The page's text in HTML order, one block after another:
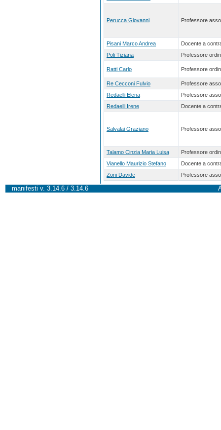
Perucca Giovanni Professore
Pisani Marco Andrea
Docente a
Poli Tiziana
Professore
Ratti Carlo Professore
Re Cecconi Fulvio
Professore
Redaelli Elena
Professore
Redaelli Irene
Docente a
Salvalai Graziano Professore
Talamo Cinzia Maria Luisa
Professore
Vianello Maurizio Stefano
Docente a
Zoni Davide
Professore
manifesti v. 3.14.6 / 3.14.6